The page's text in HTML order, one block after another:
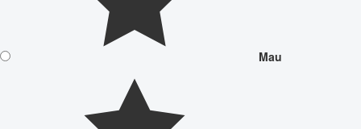
Mau